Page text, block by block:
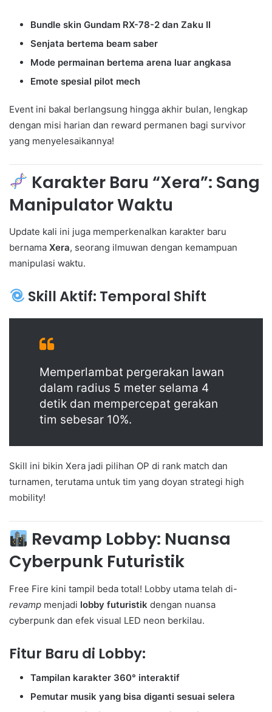
Bundle skin Gundam RX-78-2 dan Zaku II
Senjata bertema beam saber
Mode permainan bertema arena luar angkasa
Emote spesial pilot mech
Event ini bakal berlangsung hingga akhir bulan, lengkap
dengan misi harian dan reward permanen bagi survivor
yang menyelesaikannya!
Karakter Baru “Xera”: Sang
Manipulator Waktu
Update kali ini juga memperkenalkan karakter baru
bernama Xera, seorang ilmuwan dengan kemampuan
manipulasi waktu.
Skill Aktif: Temporal Shift
Memperlambat pergerakan lawan
dalam radius 5 meter selama 4
detik dan mempercepat gerakan
tim sebesar 10%.
Skill ini bikin Xera jadi pilihan OP di rank match dan
turnamen, terutama untuk tim yang doyan strategi high
mobility!
Revamp Lobby: Nuansa
Cyberpunk Futuristik
Free Fire kini tampil beda total! Lobby utama telah di-
revamp menjadi lobby futuristik dengan nuansa
cyberpunk dan efek visual LED neon berkilau.
Fitur Baru di Lobby:
Tampilan karakter 360° interaktif
Pemutar musik yang bisa diganti sesuai selera